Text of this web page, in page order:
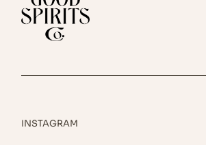
INSTAGRAM